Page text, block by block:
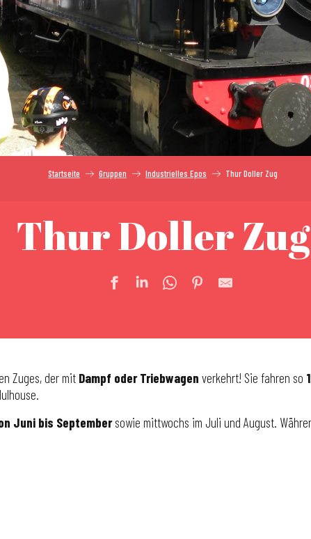
Startseite Gruppen Industrielles Epos Thur Doller Zug
Thur Doller Zug
Zuges, der mit Dampf oder Triebwagen verkehrt! Sie fahren so
Juni bis Septembersowie mittwochs im Juli und August.